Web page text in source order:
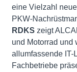
eine Vielzahl
PKW-
RDKS zeigt
und Motorrad und
allumfassende IT-
Fachbetriebe